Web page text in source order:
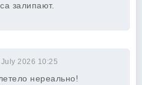
залипают.
2026 10:25
нереально!